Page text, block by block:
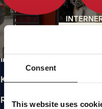
Consent
This website uses
US ORIGIN
Unsere Wurzeln reichen
authentisch und
Unsere Kollektionen tragen
INFO
KUNDENBEREICH
RICHTLINIEN